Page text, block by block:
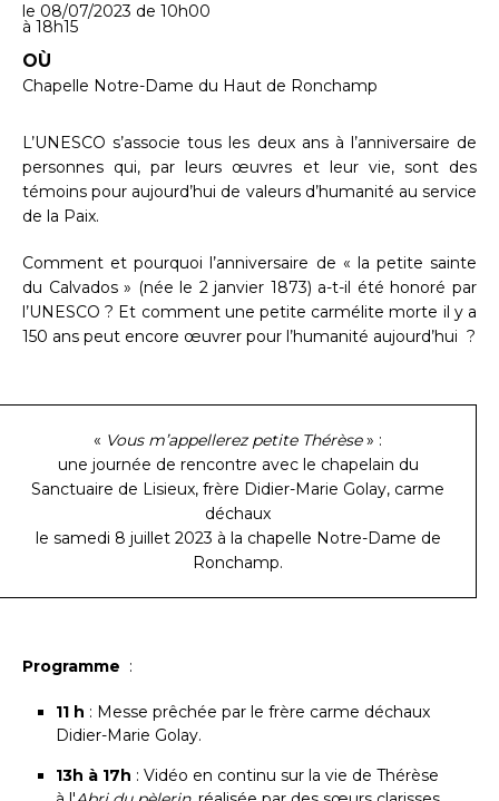
le 08/07/2023 de 10h00
à 18h15
OÙ
Chapelle Notre-Dame du Haut de Ronchamp
L’UNESCO s’associe tous les deux ans à l’anniversaire de
personnes qui, par leurs œuvres et leur vie, sont des
témoins pour aujourd’hui de valeurs d’humanité au service
de la Paix.
Comment et pourquoi l’anniversaire de « la petite sainte
du Calvados » (née le 2 janvier 1873) a-t-il été honoré par
l’UNESCO ? Et comment une petite carmélite morte il y a
150 ans peut encore œuvrer pour l’humanité aujourd’hui ?
« Vous m’appellerez petite Thérèse» :
une journée de rencontre avec le chapelain du
Sanctuaire de Lisieux, frère Didier-Marie Golay, carme
déchaux
le samedi 8 juillet 2023 à la chapelle Notre-Dame de
Ronchamp.
Programme :
11 h : Messe prêchée par le frère carme déchaux
Didier-Marie Golay.
13h à 17h : Vidéo en continu sur la vie de Thérèse